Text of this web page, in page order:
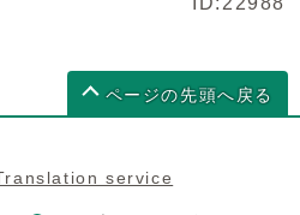
ページの先頭へ戻る
service